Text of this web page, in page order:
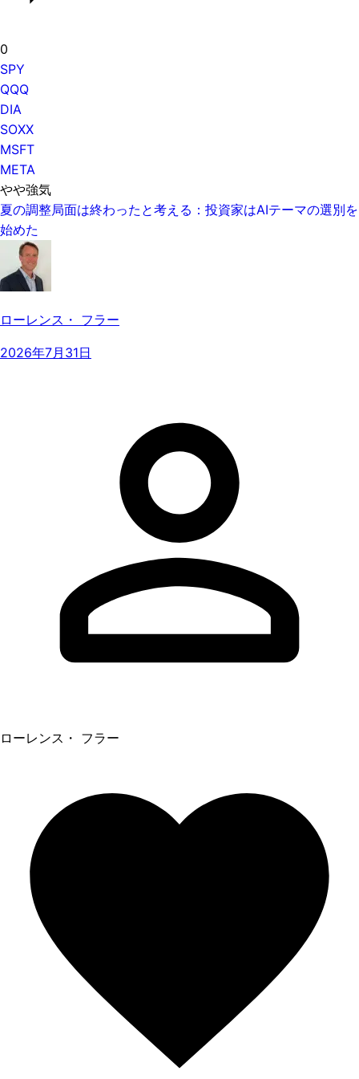
0
SPY
QQQ
DIA
SOXX
MSFT
META
やや強気
夏の調整局面は終わったと考える：投資家はAIテーマの選別を
始めた
ローレンス・ フラー
2026年7月31日
ローレンス・ フラー